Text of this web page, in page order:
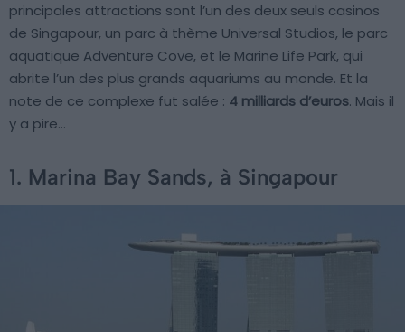
principales attractions sont l’un des deux seuls casinos
de Singapour, un parc à thème Universal Studios, le parc
aquatique Adventure Cove, et le Marine Life Park, qui
abrite l’un des plus grands aquariums au monde. Et la
note de ce complexe fut salée : 4 milliards d’euros. Mais il
y a pire…
1. Marina Bay Sands, à Singapour